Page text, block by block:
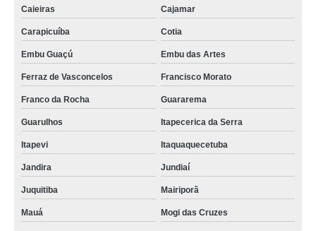
Caieiras Cajamar
Carapicuíba Cotia
Embu Guaçú Embu das Artes
Ferraz de Vasconcelos Francisco Morato
Franco da Rocha Guararema
Guarulhos Itapecerica da Serra
Itapevi Itaquaquecetuba
Jandira Jundiaí
Juquitiba Mairiporã
Mauá Mogi das Cruzes